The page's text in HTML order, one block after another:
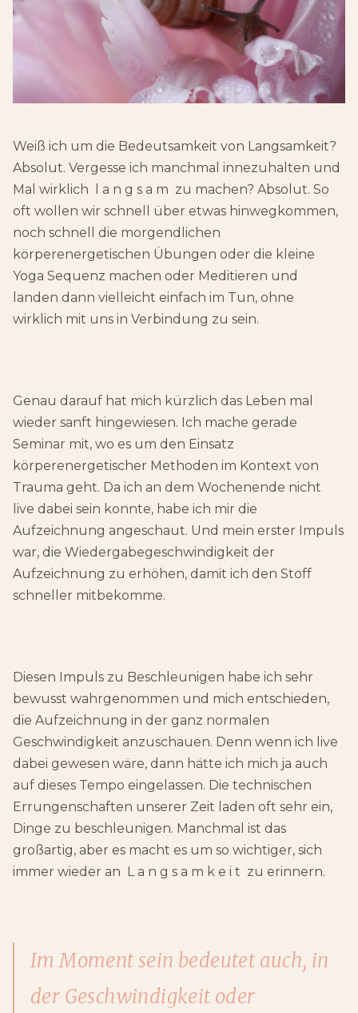
Weiß ich um die Bedeutsamkeit von Langsamkeit?
Absolut. Vergesse ich manchmal innezuhalten und
Mal wirklich l a n g s a m zu machen? Absolut. So
oft wollen wir schnell über etwas hinwegkommen,
noch schnell die morgendlichen
körperenergetischen Übungen oder die kleine
Yoga Sequenz machen oder Meditieren und
landen dann vielleicht einfach im Tun, ohne
wirklich mit uns in Verbindung zu sein.
Genau darauf hat mich kürzlich das Leben mal
wieder sanft hingewiesen. Ich mache gerade
Seminar mit, wo es um den Einsatz
körperenergetischer Methoden im Kontext von
Trauma geht. Da ich an dem Wochenende nicht
live dabei sein konnte, habe ich mir die
Aufzeichnung angeschaut. Und mein erster Impuls
war, die Wiedergabegeschwindigkeit der
Aufzeichnung zu erhöhen, damit ich den Stoff
schneller mitbekomme.
Diesen Impuls zu Beschleunigen habe ich sehr
bewusst wahrgenommen und mich entschieden,
die Aufzeichnung in der ganz normalen
Geschwindigkeit anzuschauen. Denn wenn ich live
dabei gewesen wäre, dann hätte ich mich ja auch
auf dieses Tempo eingelassen. Die technischen
Errungenschaften unserer Zeit laden oft sehr ein,
Dinge zu beschleunigen. Manchmal ist das
großartig, aber es macht es um so wichtiger, sich
immer wieder an L a n g s a m k e i t zu erinnern.
Im Moment sein bedeutet auch, in
der Geschwindigkeit oder